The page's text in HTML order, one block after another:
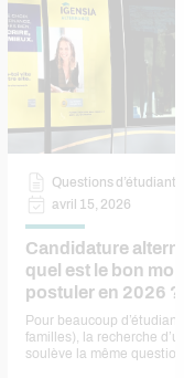
Questions d’étudiants
avril 15, 2026
Candidature
quel est le bon
postuler en 2026 ?
Pour beaucoup
familles), la recherche
soulève la même